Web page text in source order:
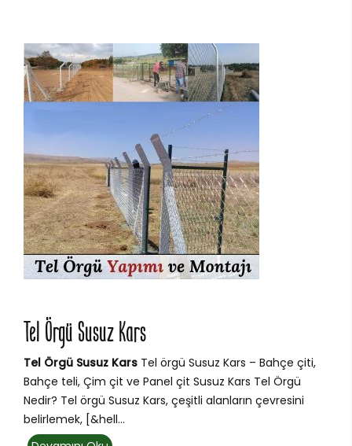
Tel Örgü Susuz Kars
Tel Örgü Susuz Kars Tel örgü Susuz Kars – Bahçe çiti,
Bahçe teli, Çim çit ve Panel çit Susuz Kars Tel Örgü
Nedir? Tel örgü Susuz Kars, çeşitli alanların çevresini
belirlemek, [&hell...